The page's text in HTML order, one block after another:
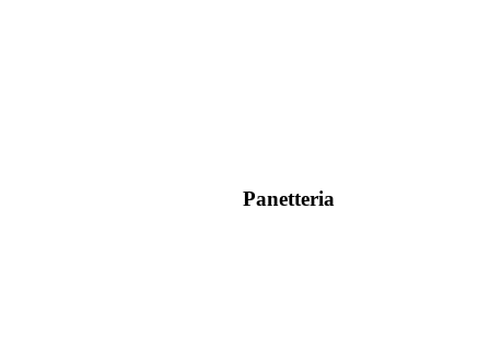
Panetteria